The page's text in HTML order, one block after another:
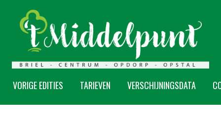
VORIGE EDITIES TARIEVEN VERSCHIJNINGSDATA